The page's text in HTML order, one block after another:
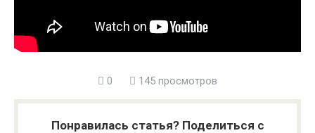
0 145 просмотров
Понравилась статья? Поделиться с